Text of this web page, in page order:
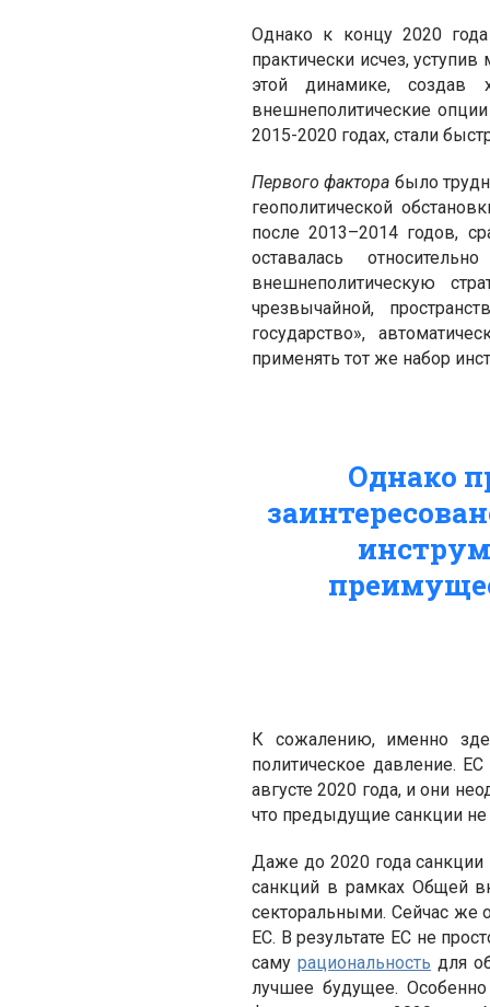
Однако к концу 2020 года
практически исчез,
этой динамике,
внешнеполитические
2015-2020 годах, стали
Первого фактора было
геополитической
после 2013–2014 годов,
оставалась
внешнеполитическую
чрезвычайной,
государство»,
применять тот же набор
Однако
К сожалению, именно
политическое давление.
августе 2020 года, и они
что предыдущие санкции
Даже до 2020 года
санкций в рамках Общей
секторальными. Сейчас же
ЕС. В результате ЕС не
самурациональность для
лучшее будущее. Особенно